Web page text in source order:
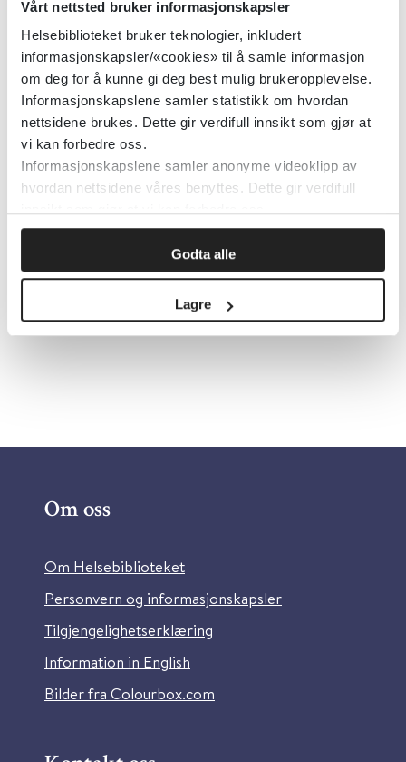
Vårt nettsted bruker informasjonskapsler
Helsebiblioteket bruker teknologier, inkludert
informasjonskapsler/«cookies» til å samle informasjon
om deg for å kunne gi deg best mulig brukeropplevelse.
Informasjonskapslene samler statistikk om hvordan
nettsidene brukes. Dette gir verdifull innsikt som gjør at
vi kan forbedre oss.
Informasjonskapslene samler anonyme videoklipp av
hvordan nettsidene våres benyttes. Dette gir verdifull
Godta alle
Lagre
Schizofreni
Detaljer
TIPS - tidlig oppdagelse og
behandling av psykoser
Helse Stavanger
Om oss
Om Helsebiblioteket
Personvern og informasjonskapsler
Tilgjengelighetserklæring
Information in English
Bilder fra Colourbox.com